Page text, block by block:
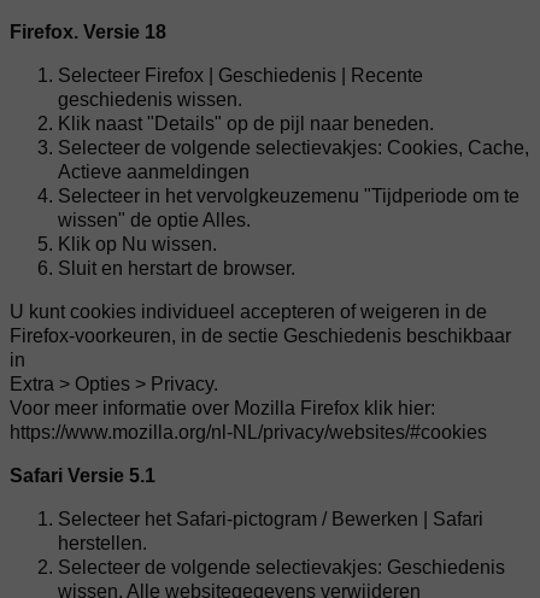
Firefox. Versie 18
Selecteer Firefox | Geschiedenis | Recente
geschiedenis wissen.
Klik naast "Details" op de pijl naar beneden.
Selecteer de volgende selectievakjes: Cookies, Cache,
Actieve aanmeldingen
Selecteer in het vervolgkeuzemenu "Tijdperiode om te
wissen" de optie Alles.
Klik op Nu wissen.
Sluit en herstart de browser.
U kunt cookies individueel accepteren of weigeren in de
Firefox-voorkeuren, in de sectie Geschiedenis beschikbaar
in
Extra > Opties > Privacy.
Voor meer informatie over Mozilla Firefox klik hier:
https://www.mozilla.org/nl-NL/privacy/websites/#cookies
Safari Versie 5.1
Selecteer het Safari-pictogram / Bewerken | Safari
herstellen.
Selecteer de volgende selectievakjes: Geschiedenis
wissen, Alle websitegegevens verwijderen